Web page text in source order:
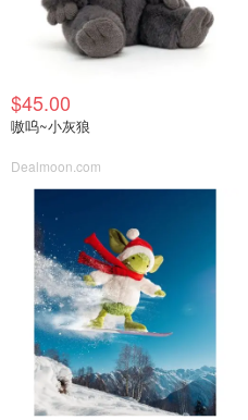
$45.00
嗷呜~小灰狼
Dealmoon.com